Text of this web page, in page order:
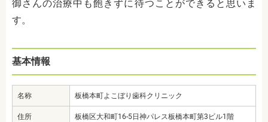
御さんの治療中も飽きずに待つことができると思いま
す。
基本情報
名称 板橋本町よこぼり歯科クリニック
住所 板橋区大和町16-5日神パレス板橋本町第3ビル1階